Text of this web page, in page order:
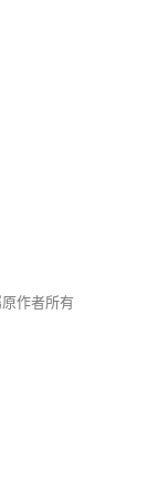
作者所有